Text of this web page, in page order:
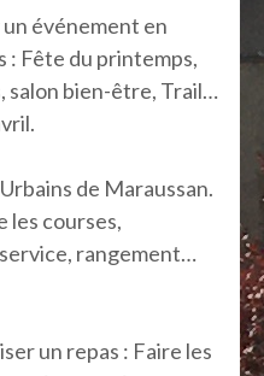
événement en
: Fête du printemps,
salon bien-être, Trail…
de Maraussan.
les courses,
rangement…
un repas : Faire les